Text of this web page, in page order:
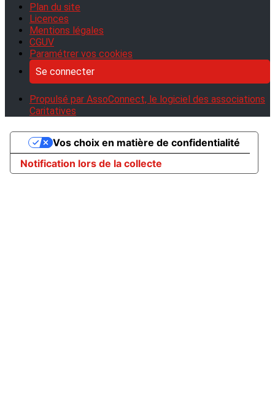
Plan du site
Licences
Mentions légales
CGUV
Paramétrer vos cookies
Se connecter
Propulsé par AssoConnect, le logiciel des associations
Caritatives
Notification lors de la collecte
Vos choix en matière de confidentialité